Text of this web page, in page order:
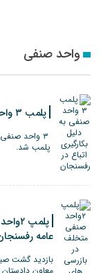
واحد صنفی
پلمب ۳ واحد صنفی به دلیل بکارگیری اتباع در رفسنجان
۳ واحد
پلمب شد.
عامه
بازدید گشت